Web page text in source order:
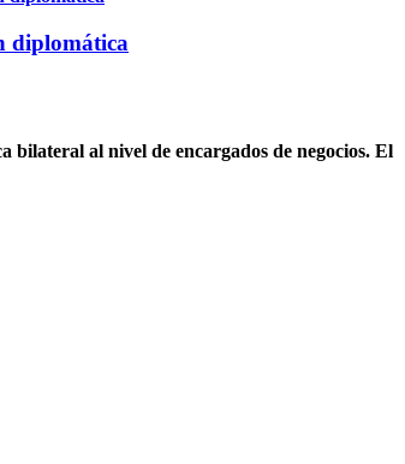
diplomática
al nivel de encargados de negocios. El